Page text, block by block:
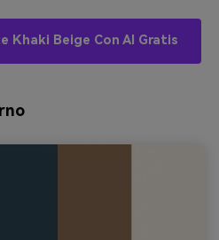
Khaki Beige Con AI Gratis